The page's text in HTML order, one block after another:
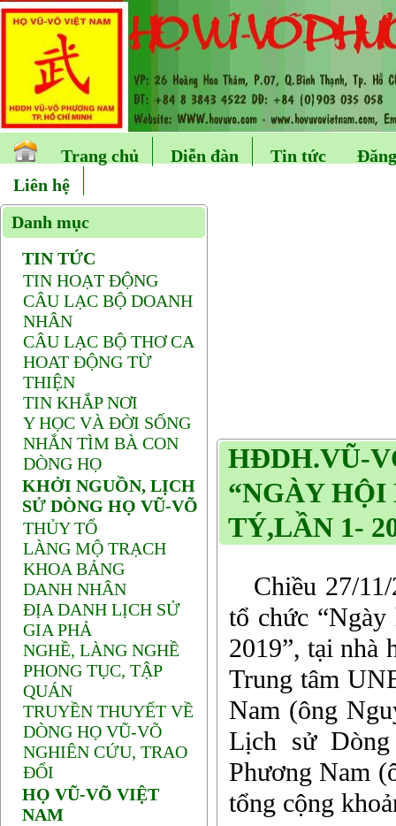
Trang chủ Diễn đàn Tin tức
Liên hệ
Danh mục
TIN TỨC
TIN HOẠT ĐỘNG
CÂU LẠC BỘ DOANH
NHÂN
CÂU LẠC BỘ THƠ CA
HOAT ĐỘNG TỪ
THIỆN
TIN KHẮP NƠI
Y HỌC VÀ ĐỜI SỐNG
NHẮN TÌM BÀ CON
DÒNG HỌ
KHỞI NGUỒN, LỊCH
SỬ DÒNG HỌ VŨ-VÕ
THỦY TỔ
LÀNG MỘ TRẠCH
KHOA BẢNG
DANH NHÂN
ĐỊA DANH LỊCH SỬ
GIA PHẢ
NGHỀ, LÀNG NGHỀ
PHONG TỤC, TẬP
QUÁN
TRUYỀN THUYẾT VỀ
DÒNG HỌ VŨ-VÕ
NGHIÊN CỨU, TRAO
ĐỔI
HỌ VŨ-VÕ VIỆT
NAM
HĐDH.VŨ-
“NGÀY HỘI
TÝ,LẦN 1-
Chiều 27/11/
tổ chức
2019”, tại nhà
Trung tâm
Nam (ông
Lịch sử
Phương Nam
tổng cộng